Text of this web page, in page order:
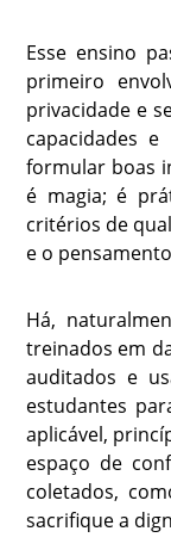
Esse ensino
primeiro
privacidade e
capacidades
formular boas
é magia; é
critérios de
e o
Há,
treinados em
auditados e
estudantes
aplicável,
espaço de
coletados,
sacrifique a